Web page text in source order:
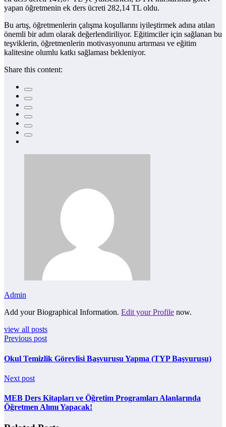
yapan öğretmenin ek ders ücreti 282,14 TL oldu.
Bu artış, öğretmenlerin çalışma koşullarını iyileştirmek adına atılan
önemli bir adım olarak değerlendiriliyor. Eğitimciler için sağlanan bu
teşviklerin, öğretmenlerin motivasyonunu artırması ve eğitim
kalitesine olumlu katkı sağlaması bekleniyor.
Share this content:
Admin
Add your Biographical Information. Edit your Profile now.
view all posts
Previous post
Okul Temizlik Görevlisi Başvurusu Yapma (TYP Başvurusu)
Next post
MEB Ders Kitapları ve Öğretim Programları Alanlarında
Öğretmen Alımı Yapacak!